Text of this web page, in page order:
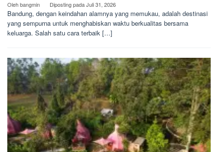
Olehbangmin Diposting padaJuli 31, 2026
Bandung, dengan keindahan alamnya yang memukau, adalah destinasi
yang sempurna untuk menghabiskan waktu berkualitas bersama
keluarga. Salah satu cara terbaik […]